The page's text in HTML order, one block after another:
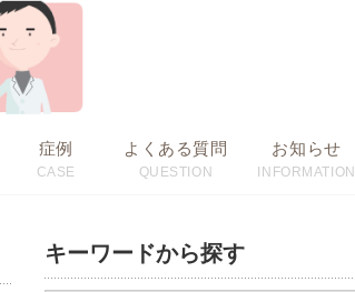
症例
CASE
よくある質問
QUESTION
お知らせ
INFORMATION
キーワードから探す